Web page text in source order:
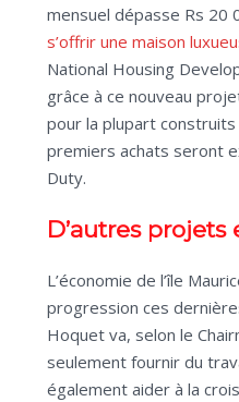
mensuel dépasse Rs 20
s’offrir une maison
National Housing
grâce à ce nouveau
pour la plupart
premiers achats seront
Duty.
D’autres projets
L’économie de l’île
progression ces
Hoquet va, selon le
seulement fournir du
également aider à la